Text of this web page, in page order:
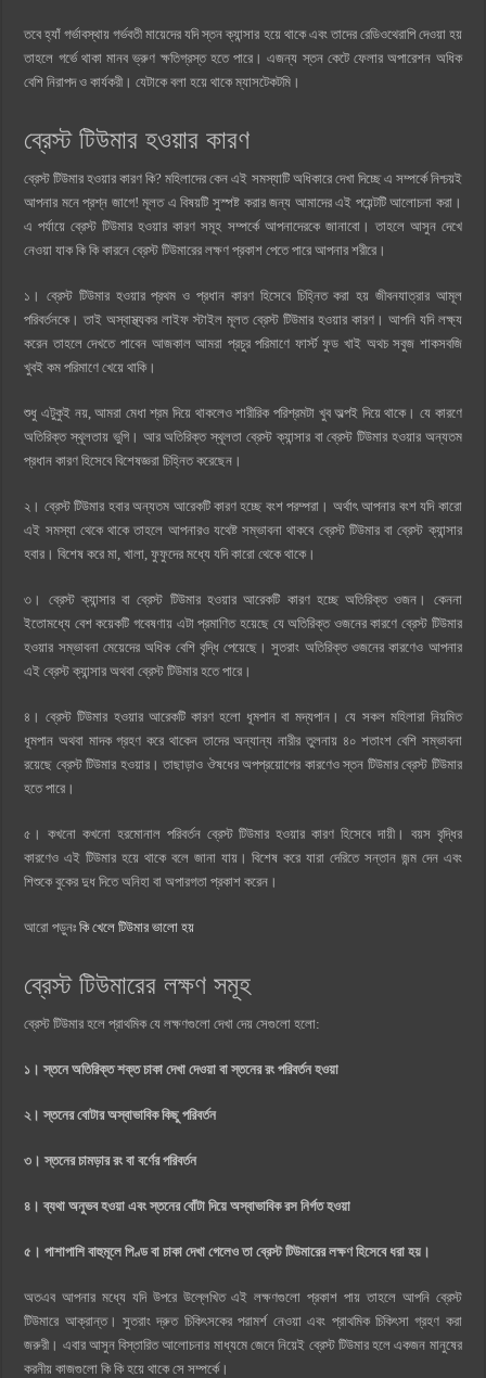
তবে হ্যাঁ গর্ভাবস্থায় গর্ভবতী মায়েদের যদি স্তন ক্যান্সার হয়ে থাকে এবং তাদের রেডিওথেরাপি দেওয়া হয়
তাহলে গর্ভে থাকা মানব ভ্রুণ ক্ষতিগ্রস্ত হতে পারে। এজন্য স্তন কেটে ফেলার অপারেশন অধিক
বেশি নিরাপদ ও কার্যকরী। যেটাকে বলা হয়ে থাকে ম্যাসটেকটমি।
ব্রেস্ট টিউমার হওয়ার কারণ
ব্রেস্ট টিউমার হওয়ার কারণ কি? মহিলাদের কেন এই সমস্যাটি অধিকারে দেখা দিচ্ছে এ সম্পর্কে নিশ্চয়ই
আপনার মনে প্রশ্ন জাগে! মূলত এ বিষয়টি সুস্পষ্ট করার জন্য আমাদের এই পয়েন্টটি আলোচনা করা।
এ পর্যায়ে ব্রেস্ট টিউমার হওয়ার কারণ সমূহ সম্পর্কে আপনাদেরকে জানাবো। তাহলে আসুন দেখে
নেওয়া যাক কি কি কারনে ব্রেস্ট টিউমারের লক্ষণ প্রকাশ পেতে পারে আপনার শরীরে।
১। ব্রেস্ট টিউমার হওয়ার প্রথম ও প্রধান কারণ হিসেবে চিহ্নিত করা হয় জীবনযাত্রার আমূল
পরিবর্তনকে। তাই অস্বাস্থ্যকর লাইফ স্টাইল মূলত ব্রেস্ট টিউমার হওয়ার কারণ। আপনি যদি লক্ষ্য
করেন তাহলে দেখতে পাবেন আজকাল আমরা প্রচুর পরিমাণে ফার্স্ট ফুড খাই অথচ সবুজ শাকসবজি
খুবই কম পরিমাণে খেয়ে থাকি।
শুধু এটুকুই নয়, আমরা মেধা শ্রম দিয়ে থাকলেও শারীরিক পরিশ্রমটা খুব অল্পই দিয়ে থাকে। যে কারণে
অতিরিক্ত স্থূলতায় ভুগি। আর অতিরিক্ত স্থূলতা ব্রেস্ট ক্যান্সার বা ব্রেস্ট টিউমার হওয়ার অন্যতম
প্রধান কারণ হিসেবে বিশেষজ্ঞরা চিহ্নিত করেছেন।
২। ব্রেস্ট টিউমার হবার অন্যতম আরেকটি কারণ হচ্ছে বংশ পরম্পরা। অর্থাৎ আপনার বংশ যদি কারো
এই সমস্যা থেকে থাকে তাহলে আপনারও যথেষ্ট সম্ভাবনা থাকবে ব্রেস্ট টিউমার বা ব্রেস্ট ক্যান্সার
হবার। বিশেষ করে মা, খালা, ফুফুদের মধ্যে যদি কারো থেকে থাকে।
৩। ব্রেস্ট ক্যান্সার বা ব্রেস্ট টিউমার হওয়ার আরেকটি কারণ হচ্ছে অতিরিক্ত ওজন। কেননা
ইতোমধ্যে বেশ কয়েকটি গবেষণায় এটা প্রমাণিত হয়েছে যে অতিরিক্ত ওজনের কারণে ব্রেস্ট টিউমার
হওয়ার সম্ভাবনা মেয়েদের অধিক বেশি বৃদ্ধি পেয়েছে। সুতরাং অতিরিক্ত ওজনের কারণেও আপনার
এই ব্রেস্ট ক্যান্সার অথবা ব্রেস্ট টিউমার হতে পারে।
৪। ব্রেস্ট টিউমার হওয়ার আরেকটি কারণ হলো ধূমপান বা মদ্যপান। যে সকল মহিলারা নিয়মিত
ধূমপান অথবা মাদক গ্রহণ করে থাকেন তাদের অন্যান্য নারীর তুলনায় ৪০ শতাংশ বেশি সম্ভাবনা
রয়েছে ব্রেস্ট টিউমার হওয়ার। তাছাড়াও ঔষধের অপপ্রয়োগের কারণেও স্তন টিউমার ব্রেস্ট টিউমার
হতে পারে।
৫। কখনো কখনো হরমোনাল পরিবর্তন ব্রেস্ট টিউমার হওয়ার কারণ হিসেবে দায়ী। বয়স বৃদ্ধির
কারণেও এই টিউমার হয়ে থাকে বলে জানা যায়। বিশেষ করে যারা দেরিতে সন্তান জন্ম দেন এবং
শিশুকে বুকের দুধ দিতে অনিহা বা অপারগতা প্রকাশ করেন।
আরো পড়ুনঃকি খেলে টিউমার ভালো হয়
ব্রেস্ট টিউমারের লক্ষণ সমূহ
ব্রেস্ট টিউমার হলে প্রাথমিক যে লক্ষণগুলো দেখা দেয় সেগুলো হলো:
১। স্তনে অতিরিক্ত শক্ত চাকা দেখা দেওয়া বা স্তনের রং পরিবর্তন হওয়া
২। স্তনের বোটার অস্বাভাবিক কিছু পরিবর্তন
৩। স্তনের চামড়ার রং বা বর্ণের পরিবর্তন
৪। ব্যথা অনুভব হওয়া এবং স্তনের বোঁটা দিয়ে অস্বাভাবিক রস নির্গত হওয়া
৫। পাশাপাশি বাহুমূলে পিণ্ড বা চাকা দেখা গেলেও তা ব্রেস্ট টিউমারের লক্ষণ হিসেবে ধরা হয়।
অতএব আপনার মধ্যে যদি উপরে উল্লেখিত এই লক্ষণগুলো প্রকাশ পায় তাহলে আপনি ব্রেস্ট
টিউমারে আক্রান্ত। সুতরাং দ্রুত চিকিৎসকের পরামর্শ নেওয়া এবং প্রাথমিক চিকিৎসা গ্রহণ করা
জরুরী। এবার আসুন বিস্তারিত আলোচনার মাধ্যমে জেনে নিয়েই ব্রেস্ট টিউমার হলে একজন মানুষের
করনীয় কাজগুলো কি কি হয়ে থাকে সে সম্পর্কে।